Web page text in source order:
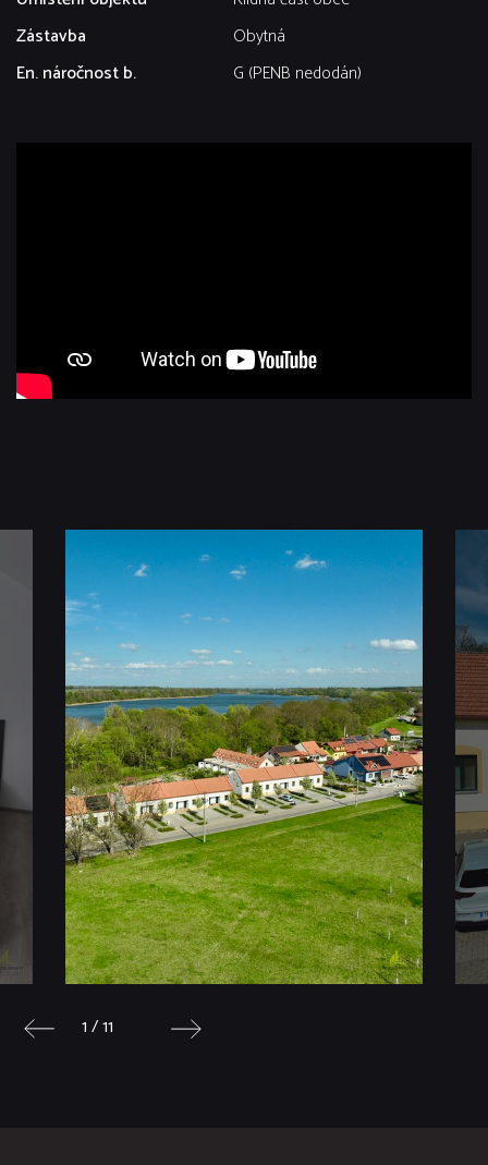
Zástavba
Obytná
En. náročnost b.
G (PENB nedodán)
1 / 11